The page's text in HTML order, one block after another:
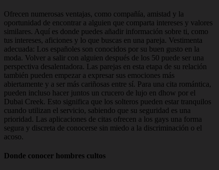
Ofrecen numerosas ventajas, como compañía, amistad y la
oportunidad de encontrar a alguien que comparta intereses y valores
similares. Aquí es donde puedes añadir información sobre ti, como
tus intereses, aficiones y lo que buscas en una pareja. Vestimenta
adecuada: Los españoles son conocidos por su buen gusto en la
moda. Volver a salir con alguien después de los 50 puede ser una
perspectiva desalentadora. Las parejas en esta etapa de su relación
también pueden empezar a expresar sus emociones más
abiertamente y a ser más cariñosas entre sí. Para una cita romántica,
pueden incluso hacer juntos un crucero de lujo en dhow por el
Dubai Creek. Esto significa que los solteros pueden estar tranquilos
cuando utilizan el servicio, sabiendo que su seguridad es una
prioridad. Las aplicaciones de citas ofrecen a los gays una forma
segura y discreta de conocerse sin miedo a la discriminación o el
acoso.
Donde conocer hombres cultos